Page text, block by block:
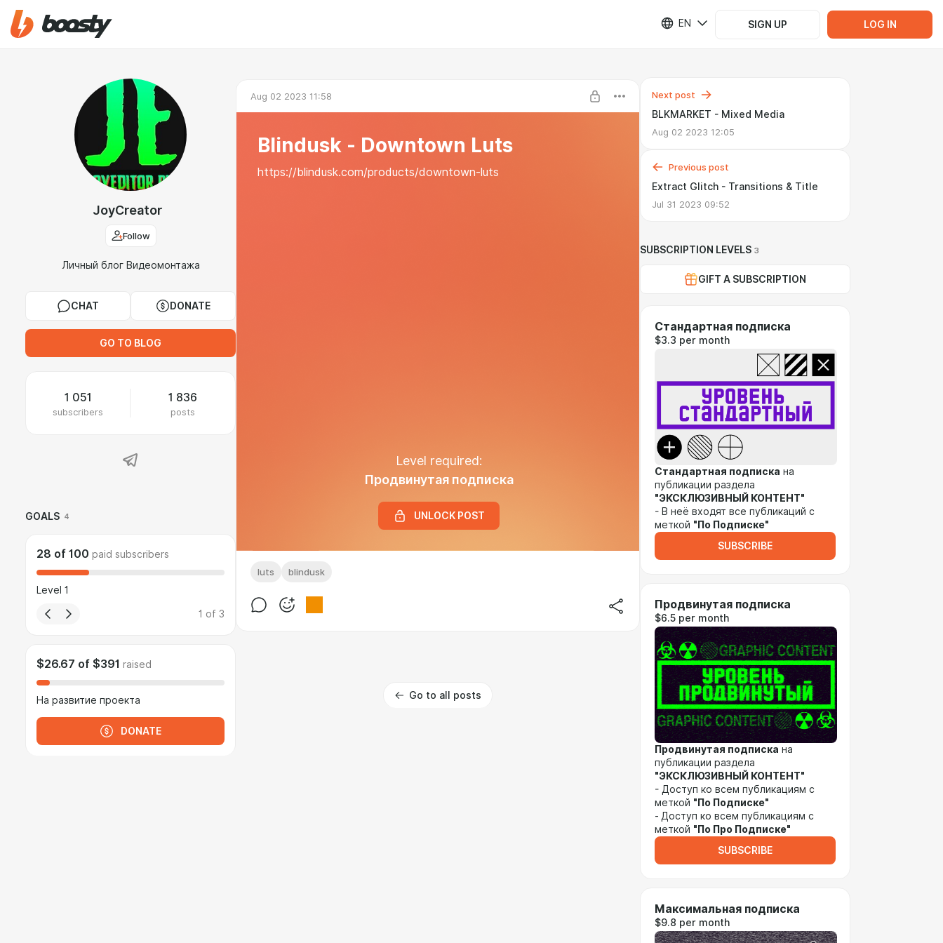
EN SIGN UP LOG IN
JoyCreator
Follow
Личный блог Видеомонтажа
CHAT DONATE
GO TO BLOG
1 051
subscribers
1 836
posts
GOALS 4
28 of 100 paid subscribers
Level 1
1 of 3
$26.67 of $391 raised
На развитие проекта
DONATE
Aug 02 2023 11:58
Blindusk - Downtown Luts
https://blindusk.com/products/downtown-luts
Level required:
Продвинутая подписка
UNLOCK POST
luts blindusk
Go to all posts
Next post
BLKMARKET - Mixed Media
Aug 02 2023 12:05
Previous post
Extract Glitch - Transitions & Title
Jul 31 2023 09:52
SUBSCRIPTION LEVELS 3
GIFT A SUBSCRIPTION
Стандартная подписка
$3.3 per month
Стандартная подписка на
публикации раздела
"ЭКСКЛЮЗИВНЫЙ КОНТЕНТ"
- В неё входят все публикаций с
меткой "По Подписке"
SUBSCRIBE
Продвинутая подписка
$6.5 per month
Продвинутая подписка на
публикации раздела
"ЭКСКЛЮЗИВНЫЙ КОНТЕНТ"
- Доступ ко всем публикациям с
меткой "По Подписке"
- Доступ ко всем публикациям с
меткой "По Про Подписке"
SUBSCRIBE
Максимальная подписка
$9.8 per month